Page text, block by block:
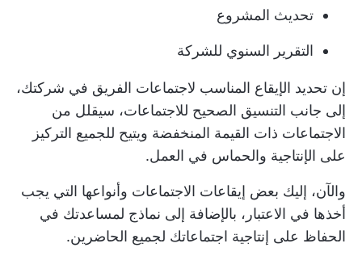
تحديث المشروع
التقرير السنوي للشركة
إن تحديد الإيقاع المناسب لاجتماعات الفريق في شركتك،
إلى جانب التنسيق الصحيح للاجتماعات، سيقلل من
الاجتماعات ذات القيمة المنخفضة ويتيح للجميع التركيز
على الإنتاجية والحماس في العمل.
والآن، إليك بعض إيقاعات الاجتماعات وأنواعها التي يجب
أخذها في الاعتبار، بالإضافة إلى نماذج لمساعدتك في
الحفاظ على إنتاجية اجتماعاتك لجميع الحاضرين.